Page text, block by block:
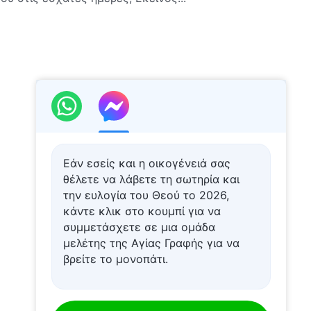
Εάν εσείς και η οικογένειά σας
θέλετε να λάβετε τη σωτηρία και
την ευλογία του Θεού το 2026,
κάντε κλικ στο κουμπί για να
συμμετάσχετε σε μια ομάδα
μελέτης της Αγίας Γραφής για να
βρείτε το μονοπάτι.